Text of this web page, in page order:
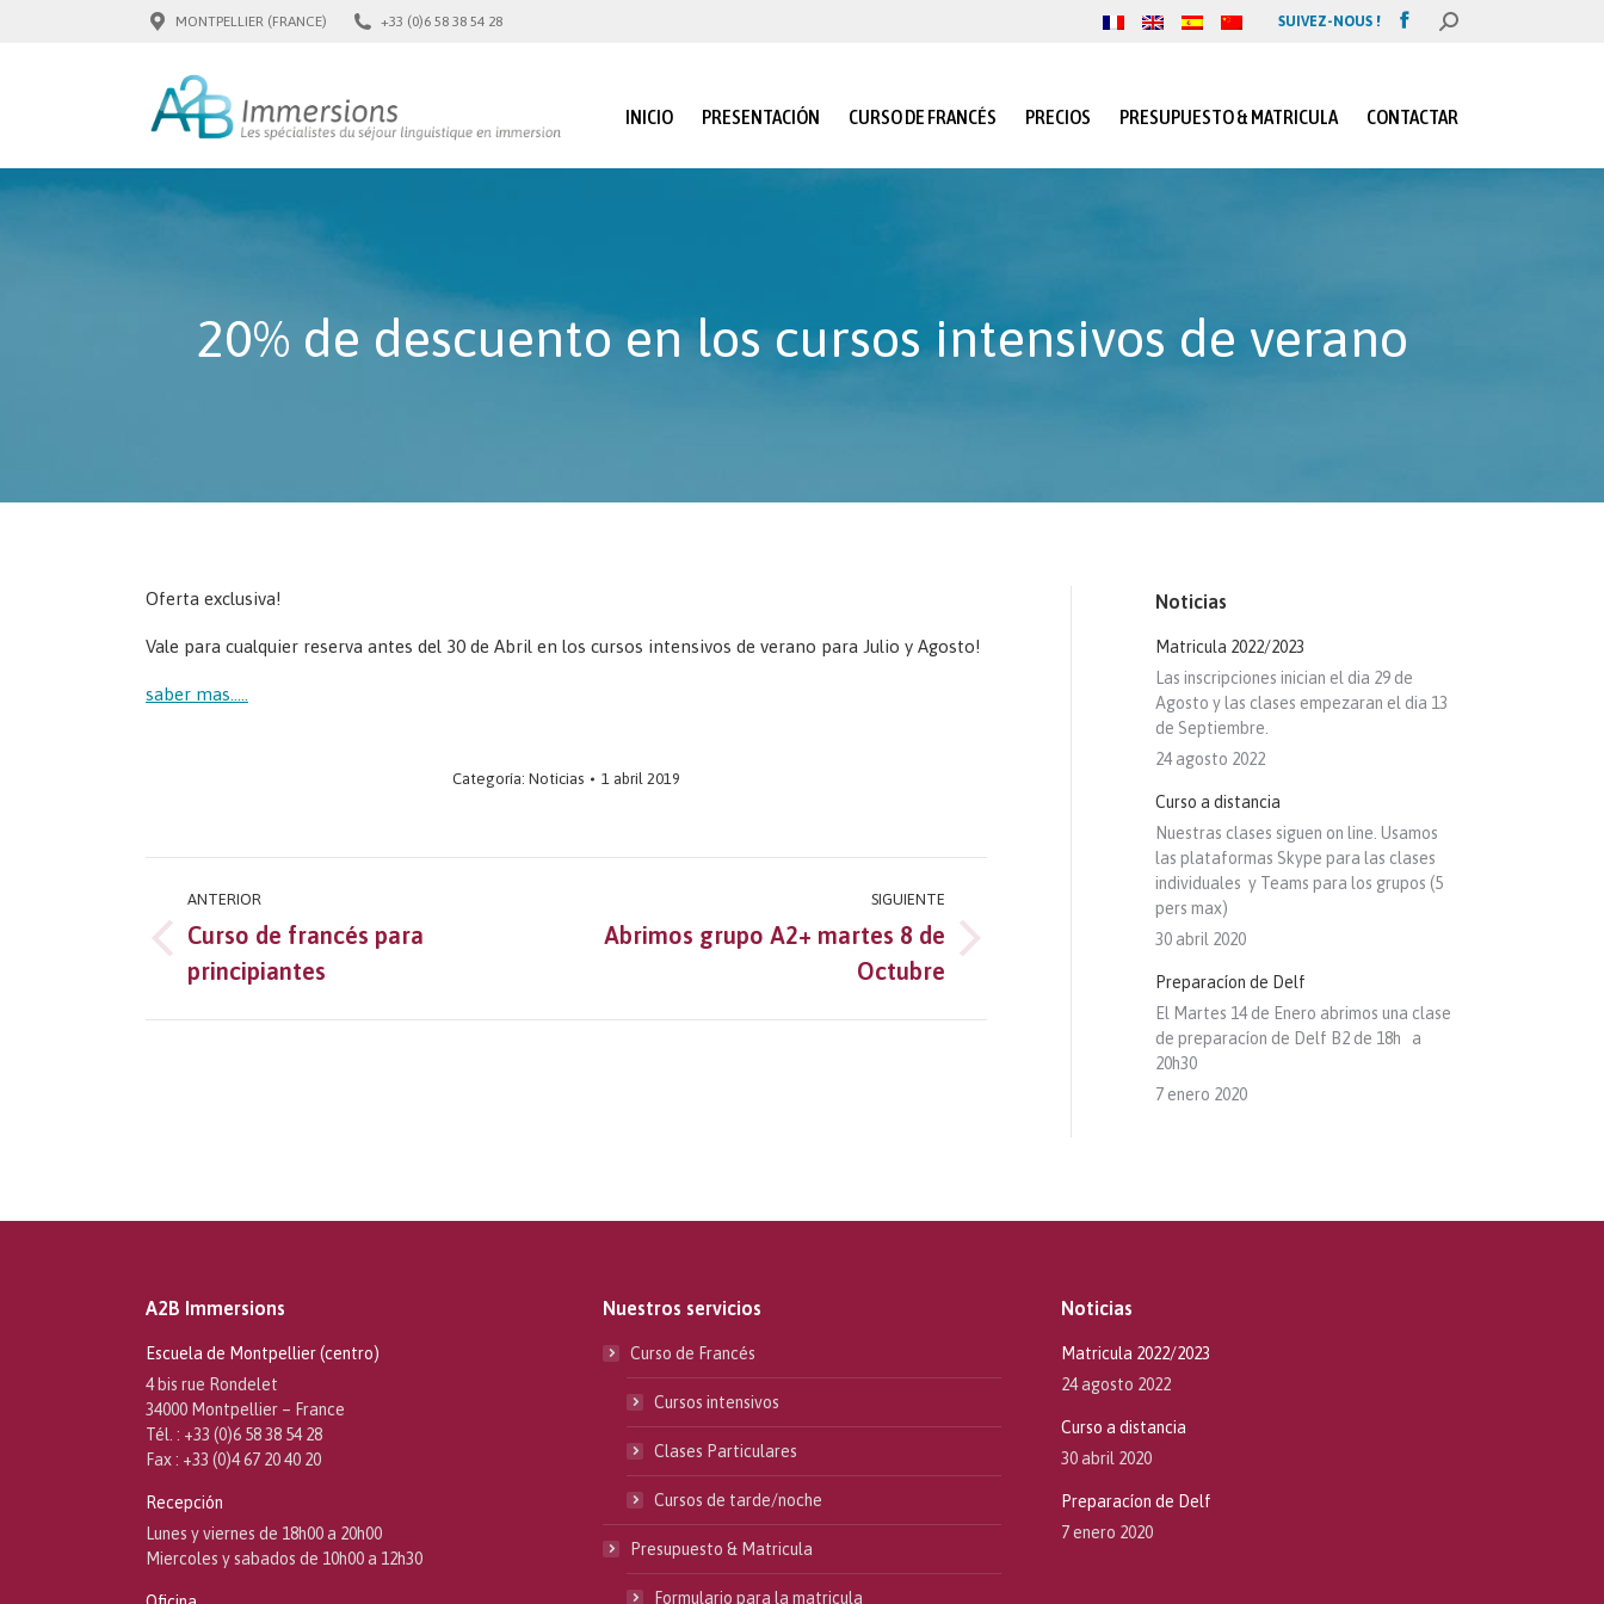
MONTPELLIER (FRANCE) +33 (0)6 58 38 54 28 SUIVEZ-NOUS !
Facebook
new
BUSCAR:
INICIO PRESENTACIÓN CURSO DE FRANCÉS PRECIOS PRESUPUESTO & MATRICULA CONTACTAR
20% de descuento en los cursos intensivos de verano
Oferta exclusiva!
Vale para cualquier reserva antes del 30 de Abril en los cursos intensivos de verano para Julio y Agosto!
saber mas…..
Categoría: Noticias 1 abril 2019
Navegación
entre
publicaciones
ANTERIOR
Publicación
anterior:
Curso de francés para
principiantes
SIGUIENTE
Publicación
Abrimos grupo A2+ martes 8 de
Octubre
Noticias
Matricula 2022/2023
Las inscripciones inician el dia 29 de
Agosto y las clases empezaran el dia 13
de Septiembre.
24 agosto 2022
Curso a distancia
Nuestras clases siguen on line. Usamos
las plataformas Skype para las clases
individuales y Teams para los grupos (5
pers max)
30 abril 2020
Preparacíon de Delf
El Martes 14 de Enero abrimos una clase
de preparacíon de Delf B2 de 18h a
20h30
7 enero 2020
A2B Immersions
Escuela de Montpellier (centro)
4 bis rue Rondelet
34000 Montpellier – France
Tél. : +33 (0)6 58 38 54 28
Fax : +33 (0)4 67 20 40 20
Recepción
Lunes y viernes de 18h00 a 20h00
Miercoles y sabados de 10h00 a 12h30
Nuestros servicios
Curso de Francés
Cursos intensivos
Clases Particulares
Cursos de tarde/noche
Presupuesto & Matricula
Formulario para la matricula
Noticias
Matricula 2022/2023
24 agosto 2022
Curso a distancia
30 abril 2020
Preparacíon de Delf
7 enero 2020